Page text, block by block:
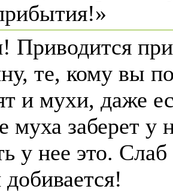
Приводится
те, кому вы
и мухи, даже
муха заберет у
у нее это.